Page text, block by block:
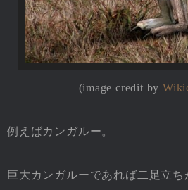
(image credit by
例えばカンガルー。
巨大カンガルーであれば二足立